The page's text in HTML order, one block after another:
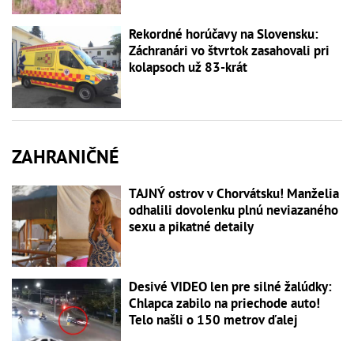
Rekordné horúčavy na Slovensku:
Záchranári vo štvrtok zasahovali pri
kolapsoch už 83-krát
ZAHRANIČNÉ
TAJNÝ ostrov v Chorvátsku! Manželia
odhalili dovolenku plnú neviazaného
sexu a pikatné detaily
Desivé VIDEO len pre silné žalúdky:
Chlapca zabilo na priechode auto!
Telo našli o 150 metrov ďalej